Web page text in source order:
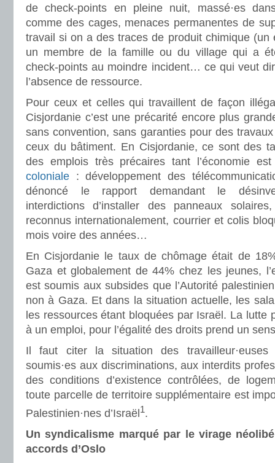
de check-points en pleine nuit, massé·es
comme des cages, menaces permanentes de
travail si on a des traces de produit chimique (un
un membre de la famille ou du village qui a
check-points au moindre incident… ce qui veut
l’absence de ressource.
Pour ceux et celles qui travaillent de façon
Cisjordanie c’est une précarité encore plus
sans convention, sans garanties pour des
ceux du bâtiment. En Cisjordanie, ce sont des
des emplois très précaires tant l’économie
coloniale : développement des
dénoncé le rapport demandant le
interdictions d’installer des panneaux
reconnus internationalement, courrier et colis
mois voire des années…
En Cisjordanie le taux de chômage était de
Gaza et globalement de 44% chez les jeunes,
est soumis aux subsides que l’Autorité
non à Gaza. Et dans la situation actuelle, les
les ressources étant bloquées par Israël. La lutte
à un emploi, pour l’égalité des droits prend un
Il faut citer la situation des travailleur·euses
soumis·es aux discriminations, aux interdits
des conditions d’existence contrôlées, de
toute parcelle de territoire supplémentaire est
Palestinien·nes d’Israël 1.
Un syndicalisme marqué par le virage
accords d’Oslo